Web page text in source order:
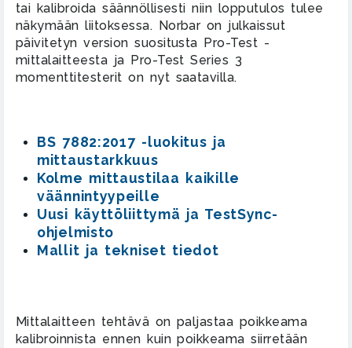
tai kalibroida säännöllisesti niin lopputulos tulee
näkymään liitoksessa. Norbar on julkaissut
päivitetyn version suositusta Pro-Test -
mittalaitteesta ja Pro-Test Series 3
momenttitesterit on nyt saatavilla.
BS 7882:2017 -luokitus ja
mittaustarkkuus
Kolme mittaustilaa kaikille
väännintyypeille
Uusi käyttöliittymä ja TestSync-
ohjelmisto
Mallit ja tekniset tiedot
Mittalaitteen tehtävä on paljastaa poikkeama
kalibroinnista ennen kuin poikkeama siirretään